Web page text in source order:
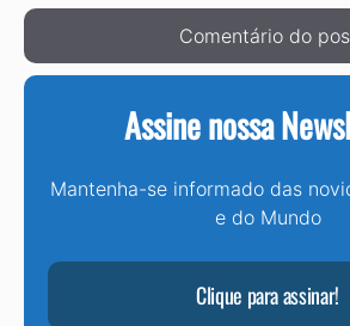
Assine nossa
Mantenha-se informado das
e do Mundo
Clique para assinar!